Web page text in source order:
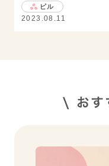
ピル
2023.08.11